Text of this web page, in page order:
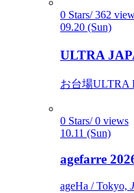
0 Stars/ 362
09.20 (Sun)
ULTRA
お台場ULTRA
0 Stars/ 0 views
10.11 (Sun)
agefarre
ageHa / Tokyo,